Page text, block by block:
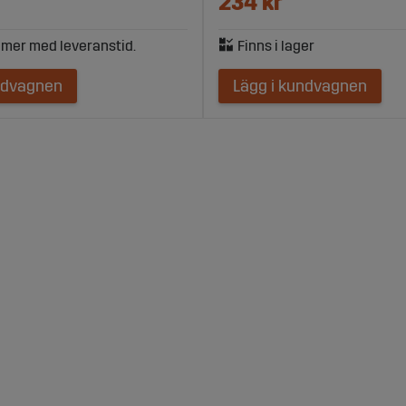
Lägg i kundvagnen